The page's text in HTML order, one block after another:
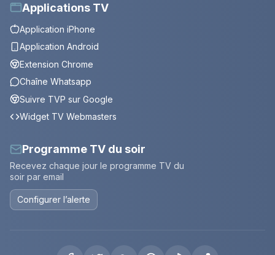
Applications TV
Application iPhone
Application Android
Extension Chrome
Chaîne Whatsapp
Suivre TVP sur Google
Widget TV Webmasters
Programme TV du soir
Recevez chaque jour le programme TV du
soir par email
Configurer l’alerte